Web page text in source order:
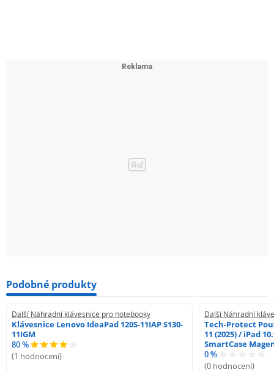
Podobné produkty
Další Náhradní klávesnice pro notebooky
Klávesnice Lenovo IdeaPad 120S-11IAP S130-
11IGM
80 %
(1 hodnocení)
Další Náhradní
Tech-Protect
11 (2025) / iPad
SmartCase
0 %
(0 hodnocení)